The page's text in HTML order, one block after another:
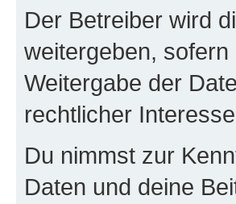
Der Betreiber wird
weitergeben,
Weitergabe der
rechtlicher
Du nimmst zur
Daten und deine